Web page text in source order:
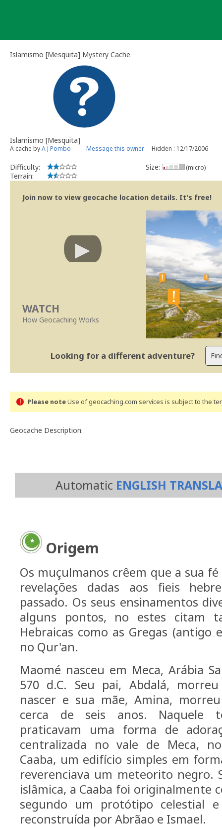
Islamismo [Mesquita] Mystery Cache
Islamismo [Mesquita]
A cache byA J Pombo Message this owner Hidden : 12/17/2006
Difficulty:
Terrain:
Size: (micro)
Join now to view geocache location details. It's free!
WATCH
How Geocaching Works
Looking for a different adventure?
Please noteUse of geocaching.com services is subject to the
Geocache Description:
Automatic ENGLISH
Origem
Os muçulmanos crêem que a sua
revelações dadas aos fieis
passado. Os seus ensinamentos
alguns pontos, no estes citam
Hebraicas como as Gregas (antigo
no Qur'an.
Maomé nasceu em Meca, Arábia
570 d.C. Seu pai, Abdalá,
nascer e sua mãe, Amina,
cerca de seis anos. Naquele
praticavam uma forma de
centralizada no vale de Meca,
Caaba, um edifício simples em
reverenciava um meteorito negro.
islâmica, a Caaba foi originalmente
segundo um protótipo celestial
reconstruída por Abrãao e Ismael.